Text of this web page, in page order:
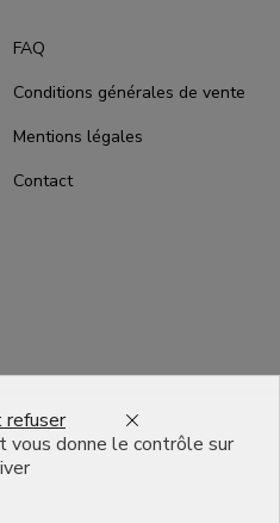
FAQ
Conditions générales de vente
Mentions légales
Contact
vous donne le contrôle sur
refuser